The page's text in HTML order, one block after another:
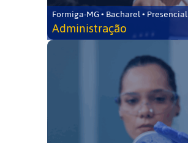
Formiga-MG • Bacharel • Presencial
Administração